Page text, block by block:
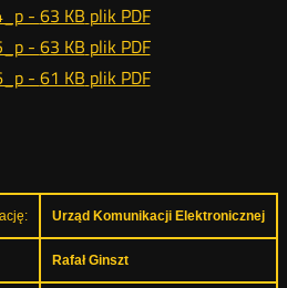
- 63 KB plik PDF
- 63 KB plik PDF
- 61 KB plik PDF
Urząd Komunikacji Elektronicznej
Rafał Ginszt